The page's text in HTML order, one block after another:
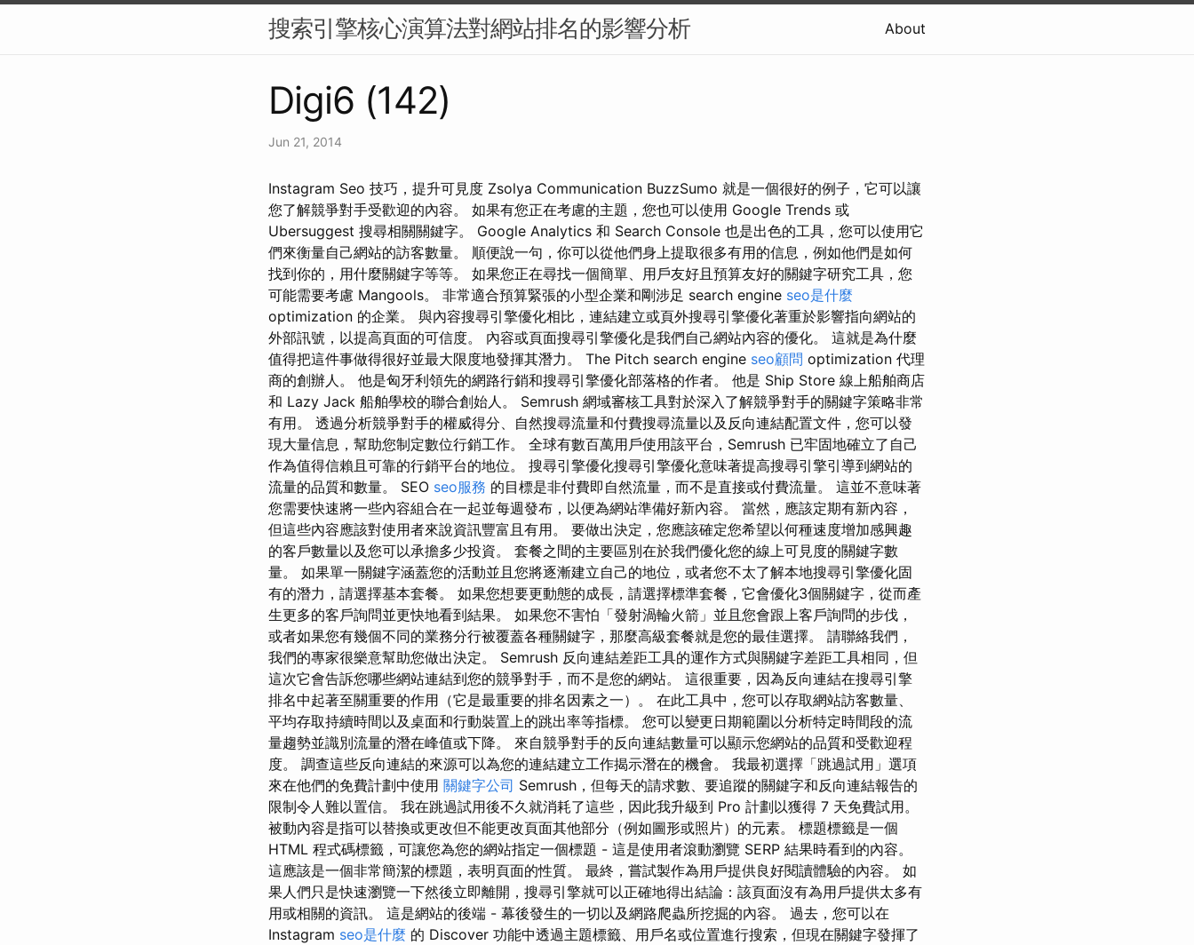
搜索引擎核心演算法對網站排名的影響分析 About
Digi6 (142)
Jun 21, 2014
Instagram Seo 技巧，提升可見度 Zsolya Communication BuzzSumo 就是一個很好的例子，它可以讓
您了解競爭對手受歡迎的內容。 如果有您正在考慮的主題，您也可以使用 Google Trends 或
Ubersuggest 搜尋相關關鍵字。 Google Analytics 和 Search Console 也是出色的工具，您可以使用它
們來衡量自己網站的訪客數量。 順便說一句，你可以從他們身上提取很多有用的信息，例如他們是如何
找到你的，用什麼關鍵字等等。 如果您正在尋找一個簡單、用戶友好且預算友好的關鍵字研究工具，您
可能需要考慮 Mangools。 非常適合預算緊張的小型企業和剛涉足 search engine seo是什麼
optimization 的企業。 與內容搜尋引擎優化相比，連結建立或頁外搜尋引擎優化著重於影響指向網站的
外部訊號，以提高頁面的可信度。 內容或頁面搜尋引擎優化是我們自己網站內容的優化。 這就是為什麼
值得把這件事做得很好並最大限度地發揮其潛力。 The Pitch search engine seo顧問 optimization 代理
商的創辦人。 他是匈牙利領先的網路行銷和搜尋引擎優化部落格的作者。 他是 Ship Store 線上船舶商店
和 Lazy Jack 船舶學校的聯合創始人。 Semrush 網域審核工具對於深入了解競爭對手的關鍵字策略非常
有用。 透過分析競爭對手的權威得分、自然搜尋流量和付費搜尋流量以及反向連結配置文件，您可以發
現大量信息，幫助您制定數位行銷工作。 全球有數百萬用戶使用該平台，Semrush 已牢固地確立了自己
作為值得信賴且可靠的行銷平台的地位。 搜尋引擎優化搜尋引擎優化意味著提高搜尋引擎引導到網站的
流量的品質和數量。 SEO seo服務 的目標是非付費即自然流量，而不是直接或付費流量。 這並不意味著
您需要快速將一些內容組合在一起並每週發布，以便為網站準備好新內容。 當然，應該定期有新內容，
但這些內容應該對使用者來說資訊豐富且有用。 要做出決定，您應該確定您希望以何種速度增加感興趣
的客戶數量以及您可以承擔多少投資。 套餐之間的主要區別在於我們優化您的線上可見度的關鍵字數
量。 如果單一關鍵字涵蓋您的活動並且您將逐漸建立自己的地位，或者您不太了解本地搜尋引擎優化固
有的潛力，請選擇基本套餐。 如果您想要更動態的成長，請選擇標準套餐，它會優化3個關鍵字，從而產
生更多的客戶詢問並更快地看到結果。 如果您不害怕「發射渦輪火箭」並且您會跟上客戶詢問的步伐，
或者如果您有幾個不同的業務分行被覆蓋各種關鍵字，那麼高級套餐就是您的最佳選擇。 請聯絡我們，
我們的專家很樂意幫助您做出決定。 Semrush 反向連結差距工具的運作方式與關鍵字差距工具相同，但
這次它會告訴您哪些網站連結到您的競爭對手，而不是您的網站。 這很重要，因為反向連結在搜尋引擎
排名中起著至關重要的作用（它是最重要的排名因素之一）。 在此工具中，您可以存取網站訪客數量、
平均存取持續時間以及桌面和行動裝置上的跳出率等指標。 您可以變更日期範圍以分析特定時間段的流
量趨勢並識別流量的潛在峰值或下降。 來自競爭對手的反向連結數量可以顯示您網站的品質和受歡迎程
度。 調查這些反向連結的來源可以為您的連結建立工作揭示潛在的機會。 我最初選擇「跳過試用」選項
來在他們的免費計劃中使用 關鍵字公司 Semrush，但每天的請求數、要追蹤的關鍵字和反向連結報告的
限制令人難以置信。 我在跳過試用後不久就消耗了這些，因此我升級到 Pro 計劃以獲得 7 天免費試用。
被動內容是指可以替換或更改但不能更改頁面其他部分（例如圖形或照片）的元素。 標題標籤是一個
HTML 程式碼標籤，可讓您為您的網站指定一個標題 - 這是使用者滾動瀏覽 SERP 結果時看到的內容。
這應該是一個非常簡潔的標題，表明頁面的性質。 最終，嘗試製作為用戶提供良好閱讀體驗的內容。 如
果人們只是快速瀏覽一下然後立即離開，搜尋引擎就可以正確地得出結論：該頁面沒有為用戶提供太多有
用或相關的資訊。 這是網站的後端 - 幕後發生的一切以及網路爬蟲所挖掘的內容。 過去，您可以在
Instagram seo是什麼 的 Discover 功能中透過主題標籤、用戶名或位置進行搜索，但現在關鍵字發揮了